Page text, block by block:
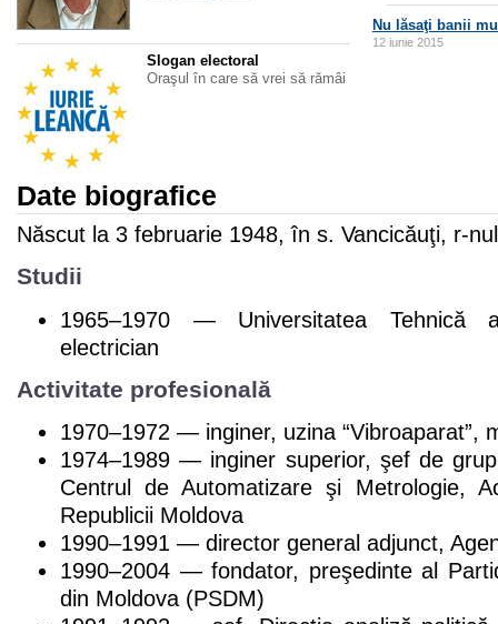
Slogan electoral
Oraşul în care să vrei să rămâi
Nu lăsaţi banii
12 iunie 2015
Date biografice
Născut la 3 februarie 1948, în s. Vancicăuţi, r-
Studii
1965–1970 — Universitatea Tehnică
electrician
Activitate profesională
1970–1972 — inginer, uzina “Vibroaparat”,
1974–1989 — inginer superior, şef de
Centrul de Automatizare şi Metrologie,
Republicii Moldova
1990–1991 — director general adjunct,
1990–2004 — fondator, preşedinte al
din Moldova (PSDM)